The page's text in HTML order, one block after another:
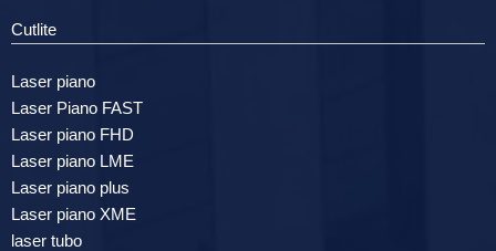
Cutlite
Laser piano
Laser Piano FAST
Laser piano FHD
Laser piano LME
Laser piano plus
Laser piano XME
laser tubo